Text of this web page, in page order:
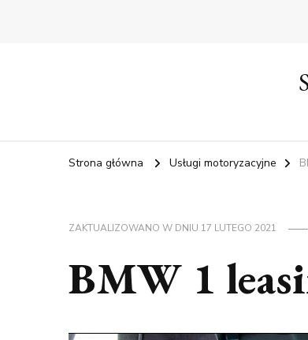
Strona główna Usługi motoryzacyjne
ZAKTUALIZOWANO W DNIU 17 LUTEGO 2021
BMW 1